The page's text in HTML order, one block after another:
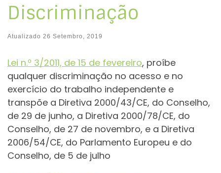
Discriminação
Atualizado 26 Setembro, 2019
Lei n.º 3/2011, de 15 de fevereiro, proíbe
qualquer discriminação no acesso e no
exercício do trabalho independente e
transpõe a Diretiva 2000/43/CE, do Conselho,
de 29 de junho, a Diretiva 2000/78/CE, do
Conselho, de 27 de novembro, e a Diretiva
2006/54/CE, do Parlamento Europeu e do
Conselho, de 5 de julho